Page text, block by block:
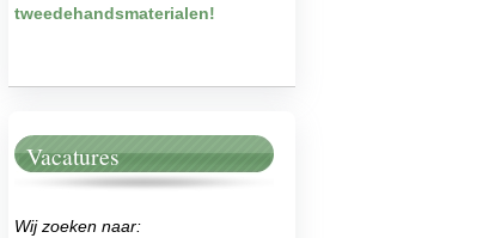
tweedehandsmaterialen!
Vacatures
Wij zoeken naar: